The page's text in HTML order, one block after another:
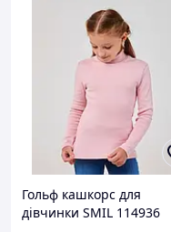
Гольф кашкорс для
дівчинки SMIL 114936